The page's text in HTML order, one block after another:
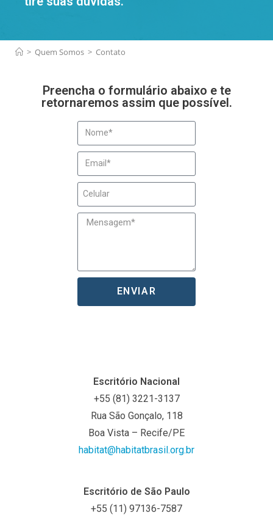
> Quem Somos > Contato
Preencha o formulário abaixo e te
retornaremos assim que possível.
ENVIAR
Escritório Nacional
+55 (81) 3221-3137
Rua São Gonçalo, 118
Boa Vista – Recife/PE
habitat@habitatbrasil.org.br
Escritório de São Paulo
+55 (11) 97136-7587